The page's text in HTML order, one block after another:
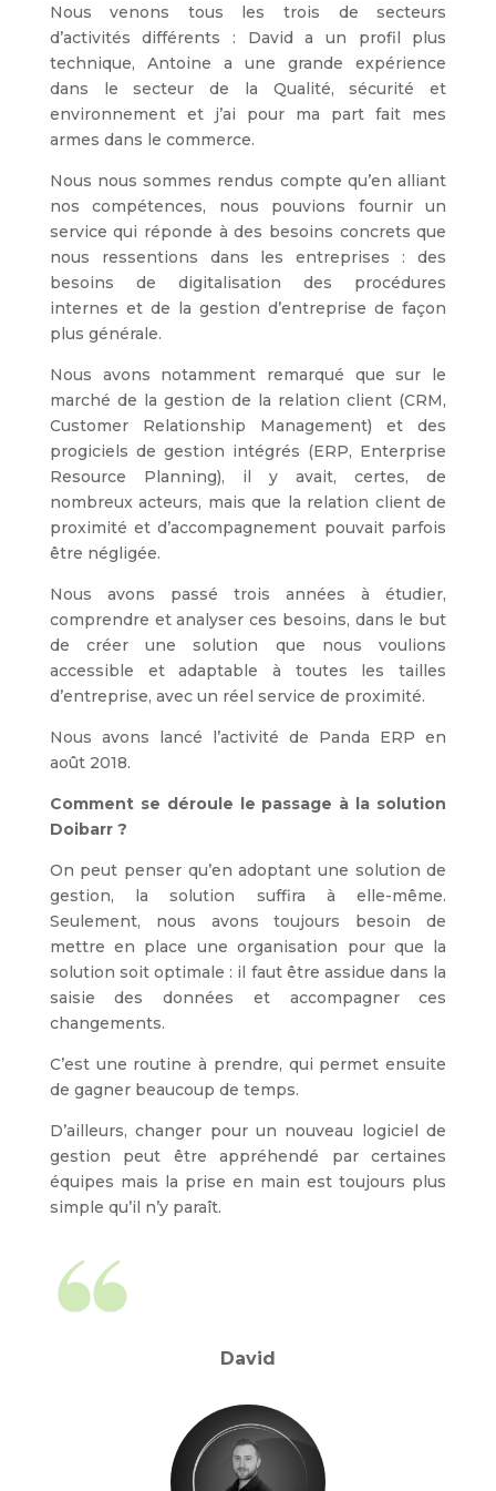
Nous venons tous les trois de secteurs
d’activités différents : David a un profil plus
technique, Antoine a une grande expérience
dans le secteur de la Qualité, sécurité et
environnement et j’ai pour ma part fait mes
armes dans le commerce.
Nous nous sommes rendus compte qu’en alliant
nos compétences, nous pouvions fournir un
service qui réponde à des besoins concrets que
nous ressentions dans les entreprises : des
besoins de digitalisation des procédures
internes et de la gestion d’entreprise de façon
plus générale.
Nous avons notamment remarqué que sur le
marché de la gestion de la relation client (CRM,
Customer Relationship Management) et des
progiciels de gestion intégrés (ERP, Enterprise
Resource Planning), il y avait, certes, de
nombreux acteurs, mais que la relation client de
proximité et d’accompagnement pouvait parfois
être négligée.
Nous avons passé trois années à étudier,
comprendre et analyser ces besoins, dans le but
de créer une solution que nous voulions
accessible et adaptable à toutes les tailles
d’entreprise, avec un réel service de proximité.
Nous avons lancé l’activité de Panda ERP en
août 2018.
Comment se déroule le passage à la solution
Doibarr ?
On peut penser qu’en adoptant une solution de
gestion, la solution suffira à elle-même.
Seulement, nous avons toujours besoin de
mettre en place une organisation pour que la
solution soit optimale : il faut être assidue dans la
saisie des données et accompagner ces
changements.
C’est une routine à prendre, qui permet ensuite
de gagner beaucoup de temps.
D’ailleurs, changer pour un nouveau logiciel de
gestion peut être appréhendé par certaines
équipes mais la prise en main est toujours plus
simple qu’il n’y paraît.
David